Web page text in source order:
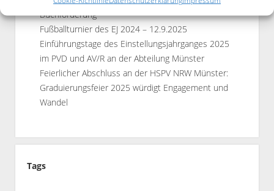
Buchförderung
Fußballturnier des EJ 2024 – 12.9.2025
Einführungstage des Einstellungsjahrganges 2025
im PVD und AV/R an der Abteilung Münster
Feierlicher Abschluss an der HSPV NRW Münster:
Graduierungsfeier 2025 würdigt Engagement und
Wandel
Tags